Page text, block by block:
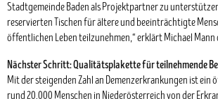
Stadtgemeinde Baden als Projektpartner zu
reservierten Tischen für ältere und beeinträchtigte
öffentlichen Leben teilzunehmen,“ erklärt Michael
Nächster Schritt: Qualitätsplakette für teilnehmende
Mit der steigenden Zahl an Demenzerkrankungen ist
rund 20.000 Menschen in Niederösterreich von der